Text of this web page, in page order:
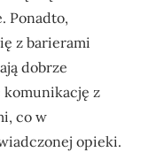
Ponadto,
z barierami
dobrze
z
co w
opieki.